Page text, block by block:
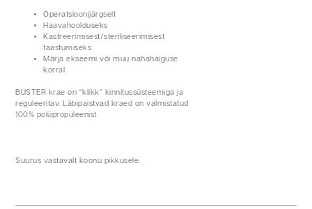
Operatsioonijärgselt
Haavahoolduseks
Kastreerimisest/steriliseerimisest
taastumiseks
Märja ekseemi või muu nahahaiguse
korral
BUSTER krae on “klikk” kinnitussüsteemiga ja
reguleeritav. Läbipaistvad kraed on valmistatud
100% polüpropüleenist.
Suurus vastavalt koonu pikkusele.